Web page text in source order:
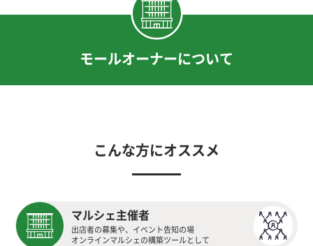
モールオーナーについて
こんな方にオススメ
マルシェ主催者
出店者の募集や、イベント告知の場
オンラインマルシェの構築ツールとして